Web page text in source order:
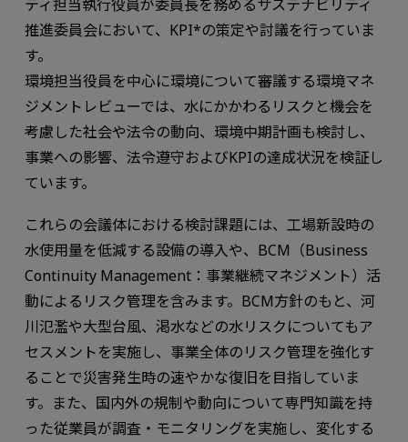
ティ担当執行役員が委員長を務めるサステナビリティ
推進委員会において、KPI*の策定や討議を行っていま
す。
環境担当役員を中心に環境について審議する環境マネ
ジメントレビューでは、水にかかわるリスクと機会を
考慮した社会や法令の動向、環境中期計画も検討し、
事業への影響、法令遵守およびKPIの達成状況を検証し
ています。
これらの会議体における検討課題には、工場新設時の
水使用量を低減する設備の導入や、BCM（Business
Continuity Management：事業継続マネジメント）活
動によるリスク管理を含みます。BCM方針のもと、河
川氾濫や大型台風、渇水などの水リスクについてもア
セスメントを実施し、事業全体のリスク管理を強化す
ることで災害発生時の速やかな復旧を目指していま
す。また、国内外の規制や動向について専門知識を持
った従業員が調査・モニタリングを実施し、変化する